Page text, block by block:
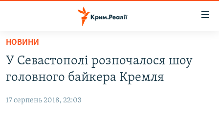
Перейти
основного
матеріалу
до
ПОЛІТИКА
НОВИНИ
У Севастополі розпочалося шоу
головного байкера Кремля
17 серпень 2018, 22:03